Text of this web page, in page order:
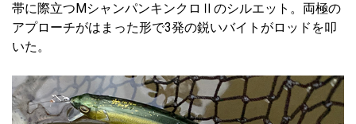
帯に際立つMシャンパンキンクロⅡのシルエット。両極の
アプローチがはまった形で3発の鋭いバイトがロッドを叩
いた。